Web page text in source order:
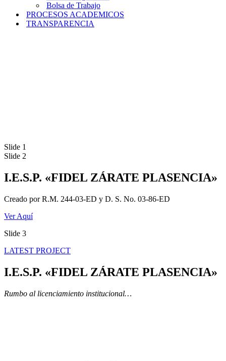
Bolsa de Trabajo
PROCESOS ACADEMICOS
TRANSPARENCIA
Slide 1
Slide 2
I.E.S.P. «FIDEL ZÁRATE PLASENCIA»
Creado por R.M. 244-03-ED y D. S. No. 03-86-ED
Ver Aquí
Slide 3
LATEST PROJECT
I.E.S.P. «FIDEL ZÁRATE PLASENCIA»
Rumbo al licenciamiento institucional…